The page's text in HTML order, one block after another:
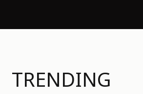
TRENDING